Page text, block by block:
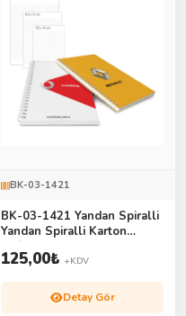
BK-03-1421
BK-03-1421 Yandan Spiralli
Yandan Spiralli Karton
Defter
125,00₺ +KDV
Detay Gör